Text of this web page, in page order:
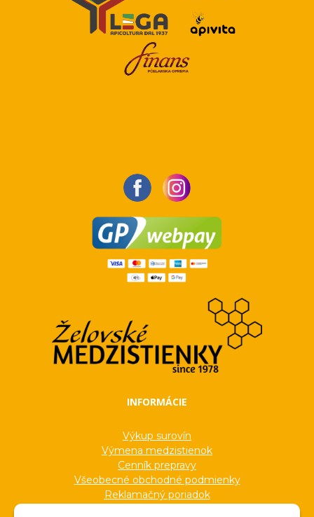
INFORMÁCIE
Výkup surovín
Výmena medzistienok
Cenník prepravy
Všeobecné obchodné podmienky
Reklamačný poriadok